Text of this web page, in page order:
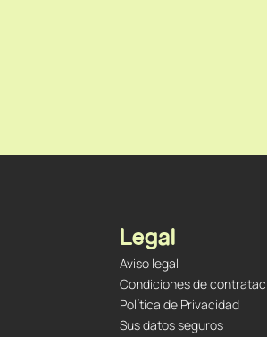
Legal
Aviso legal
Condiciones de
Política de Privacidad
Sus datos seguros